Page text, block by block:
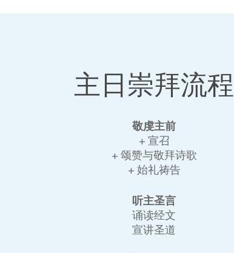
主日崇拜流程
敬虔主前
+ 宣召
+ 颂赞与敬拜诗歌
+ 始礼祷告
听主圣言
诵读经文
宣讲圣道